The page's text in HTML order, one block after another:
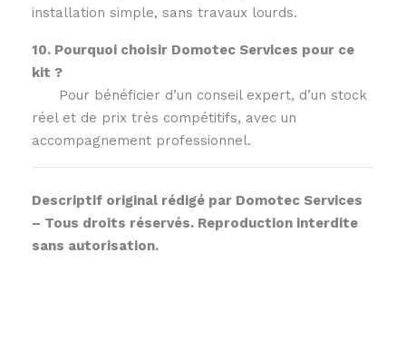
installation simple, sans travaux lourds.
10. Pourquoi choisir Domotec Services pour ce
kit ?
Pour bénéficier d’un conseil expert, d’un stock
réel et de prix très compétitifs, avec un
accompagnement professionnel.
Descriptif original rédigé par Domotec Services
– Tous droits réservés. Reproduction interdite
sans autorisation.